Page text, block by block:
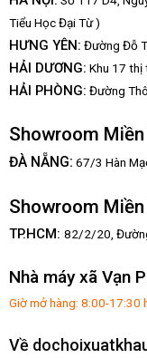
Tiểu Học Đại Từ )
HƯNG YÊN: Đường Đỗ
HẢI DƯƠNG: Khu 17 thị
HẢI PHÒNG: Đường
Showroom
ĐÀ NẴNG: 67/3 Hàn
Showroom
TP.HCM: 82/2/20,
Nhà máy xã Vạn
Giờ mở hàng: 8:00-17:30
Về